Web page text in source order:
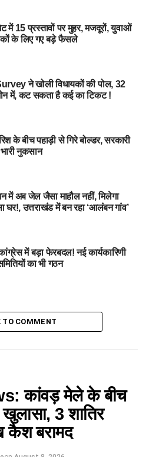
कि सभी एजेंसियां युद्धस्तर पर रेस्क्यू
को सुरक्षित निकाला गया। सेना के
साफ होगा, एयर रेस्क्यू शुरू किया
एसपी और लगभग 160 पुलिसकर्मी राहत
राज्य आपदा प्रबंधन केंद्र 24 घंटे काम
और मोबाइल नेटवर्क पूरी तरह ठप है,
आ रही हैं।
का जायज़ा लिया है और मुख्यमंत्री
करता हूं कि वे खुद स्थिति पर नजर
बहाल करने का प्रयास जारी है।
में 15 प्रस्तावों पर मुहर, मजदूरों, युवाओं
के लिए गए बड़े फैसले
ने खोली विधायकों की पोल, 32
में, कट सकता है कई का टिकट !
के बीच पहाड़ी से गिरे बोल्डर, सरकारी
नुकसान
में अब जेल जैसा माहौल नहीं, मिलेगा
घर!, उत्तराखंड में बन रहा ‘आलंबन गांव’
में बड़ा फेरबदल! नई कार्यकारिणी
का भी गठन
TO COMMENT
कांवड़ मेले के बीच
खुलासा, 3 शातिर
कैश बरामद